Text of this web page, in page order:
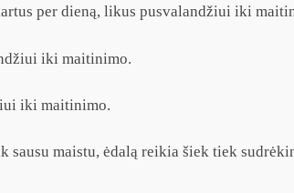
per dieną, likus pusvalandžiui iki
iki maitinimo.
iki maitinimo.
maistu, ėdalą reikia šiek tiek